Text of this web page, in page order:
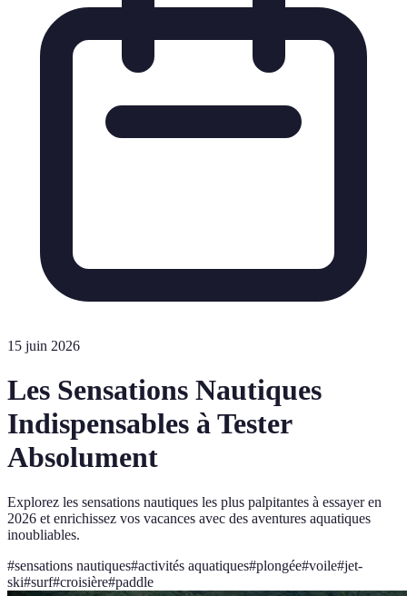
15 juin 2026
Les Sensations Nautiques
Indispensables à Tester
Absolument
Explorez les sensations nautiques les plus palpitantes à essayer en
2026 et enrichissez vos vacances avec des aventures aquatiques
inoubliables.
#sensations nautiques#activités aquatiques#plongée#voile#jet-
ski#surf#croisière#paddle